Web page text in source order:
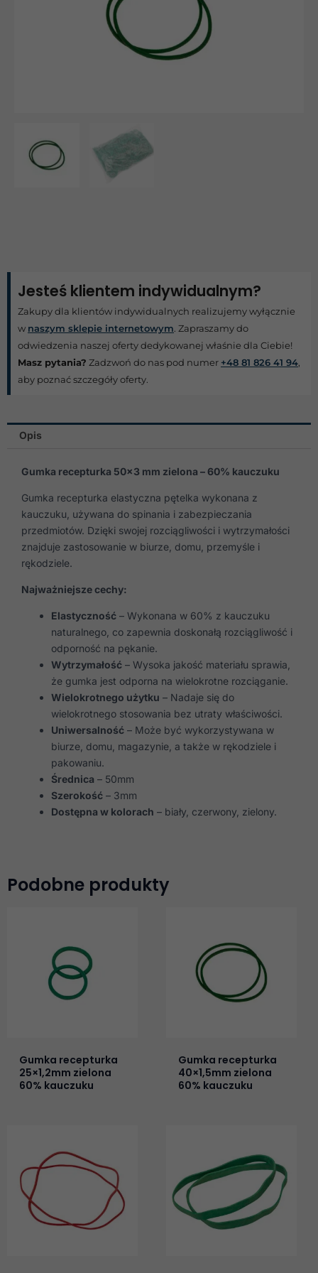
Jesteś klientem indywidualnym?
Zakupy dla klientów indywidualnych realizujemy wyłącznie
w naszym sklepie internetowym. Zapraszamy do
odwiedzenia naszej oferty dedykowanej właśnie dla Ciebie!
Masz pytania? Zadzwoń do nas pod numer +48 81 826 41 94,
aby poznać szczegóły oferty.
Opis
Gumka recepturka 50×3 mm zielona – 60% kauczuku
Gumka recepturka elastyczna pętelka wykonana z
kauczuku, używana do spinania i zabezpieczania
przedmiotów. Dzięki swojej rozciągliwości i wytrzymałości
znajduje zastosowanie w biurze, domu, przemyśle i
rękodziele.
Najważniejsze cechy:
Elastyczność – Wykonana w 60% z kauczuku
naturalnego, co zapewnia doskonałą rozciągliwość i
odporność na pękanie.
Wytrzymałość – Wysoka jakość materiału sprawia,
że gumka jest odporna na wielokrotne rozciąganie.
Wielokrotnego użytku – Nadaje się do
wielokrotnego stosowania bez utraty właściwości.
Uniwersalność – Może być wykorzystywana w
biurze, domu, magazynie, a także w rękodziele i
pakowaniu.
Średnica – 50mm
Szerokość – 3mm
Dostępna w kolorach – biały, czerwony, zielony.
Podobne produkty
Gumka recepturka
25×1,2mm zielona
60% kauczuku
Gumka recepturka
40×1,5mm zielona
60% kauczuku